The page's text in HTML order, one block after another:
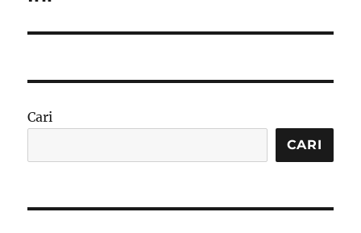
Cari
CARI